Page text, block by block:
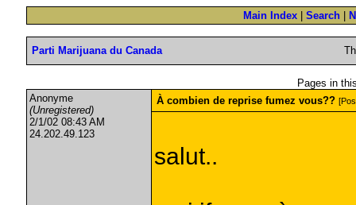
Main Index Search
Parti Marijuana du Canada
Pages in
Anonyme
(Unregistered)
2/1/02 08:43 AM
24.202.49.123
À combien de reprise fumez vous??
salut..